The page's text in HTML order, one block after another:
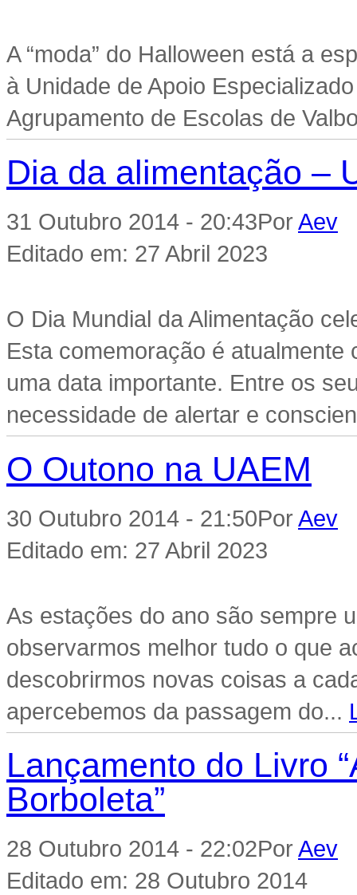
A “moda” do Halloween está a
à Unidade de Apoio
Agrupamento de Escolas de
Dia da alimentação –
31 Outubro 2014 - 20:43PorAev
Editado em: 27 Abril 2023
O Dia Mundial da Alimentação
Esta comemoração é
uma data importante. Entre os
necessidade de alertar e
O Outono na UAEM
30 Outubro 2014 - 21:50Por Aev
Editado em: 27 Abril 2023
As estações do ano são sempre
observarmos melhor tudo o que
descobrirmos novas coisas a
apercebemos da passagem do...
Lançamento do Livro
Borboleta”
28 Outubro 2014 - 22:02PorAev
Editado em: 28 Outubro 2014